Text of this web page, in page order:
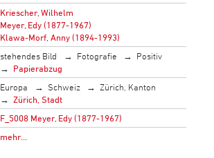
Kriescher, Wilhelm
Meyer, Edy (1877-1967)
Klawa-Morf, Anny (1894-1993)
stehendes Bild Fotografie
Positiv
Papierabzug
Europa Schweiz
Zürich, Kanton
Zürich, Stadt
F_5008 Meyer, Edy (1877-1967)
mehr…